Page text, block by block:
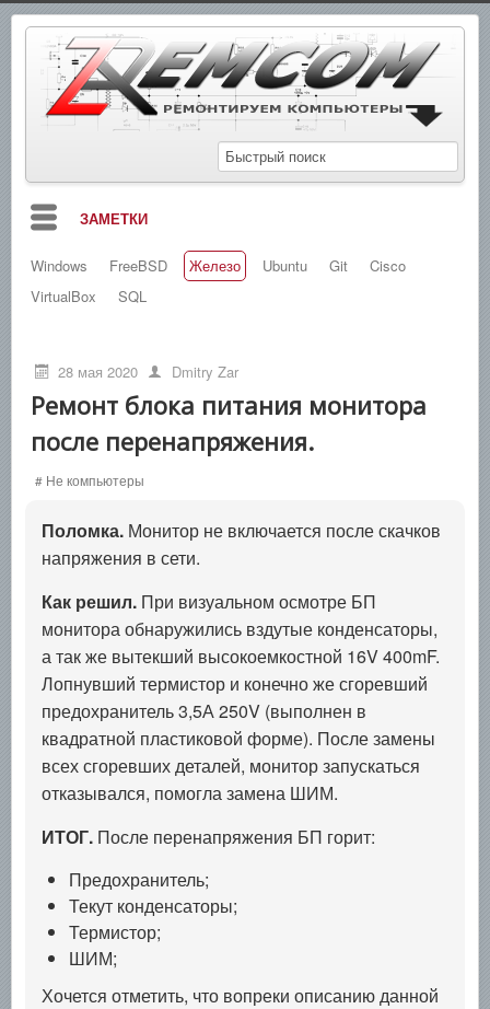
ЗАМЕТКИ
БЛОГ
СПРАВОЧНИКИ
НОВОСТИ
ПОИСК
Windows FreeBSD Железо Ubuntu Git
Cisco
VirtualBox
SQL
28 мая 2020 Dmitry Zar
Ремонт блока питания монитора
после перенапряжения.
# Не компьютеры
Поломка. Монитор не включается после скачков
напряжения в сети.
Как решил. При визуальном осмотре БП
монитора обнаружились вздутые конденсаторы,
а так же вытекший высокоемкостной 16V 400mF.
Лопнувший термистор и конечно же сгоревший
предохранитель 3,5А 250V (выполнен в
квадратной пластиковой форме). После замены
всех сгоревших деталей, монитор запускаться
отказывался, помогла замена ШИМ.
ИТОГ. После перенапряжения БП горит:
Предохранитель;
Текут конденсаторы;
Термистор;
ШИМ;
Хочется отметить, что вопреки описанию данной